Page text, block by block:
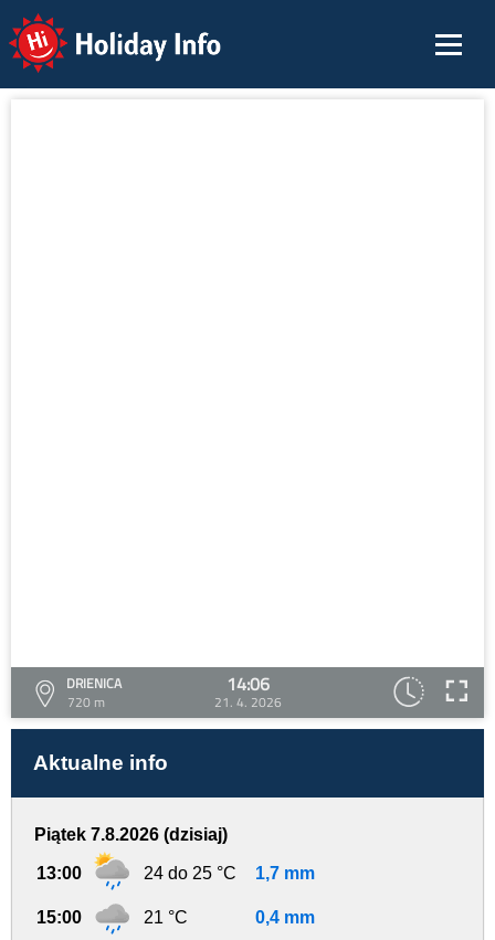
Holiday Info
DRIENICA
720 m
14:06
21. 4. 2026
Aktualne info
Piątek 7.8.2026 (dzisiaj)
13:00 24 do 25 °C 1,7 mm
15:00 21 °C 0,4 mm